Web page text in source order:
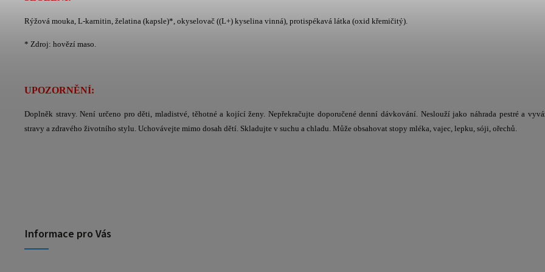
Rýžová mouka, L-karnitin, želatina (kapsle)*, okyselovač ((L+) kyselina vinná), protispékavá látka (oxid křemičitý).
* Zdroj: hovězí maso.
UPOZORNĚNÍ:
Doplněk stravy. Není určeno pro děti, mladistvé, těhotné a kojící ženy. Nepřekračujte doporučené denní dávkování. Neslouží jako náhrada pestré a
stravy a zdravého životního stylu. Uchovávejte mimo dosah dětí. Skladujte v suchu a chladu. Může obsahovat stopy mléka, vajec, lepku, sóji, ořechů.
Informace pro Vás